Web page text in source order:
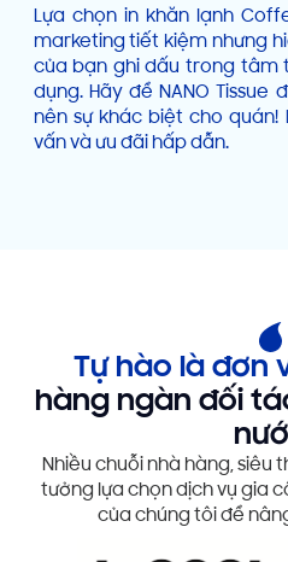
Lựa chọn in khăn lạnh
marketing tiết kiệm nhưng
của bạn ghi dấu trong tâm
dụng. Hãy để NANO Tissue
nên sự khác biệt cho
vấn và ưu đãi hấp dẫn.
Tự hào là đơn
hàng ngàn đối
Nhiều chuỗi nhà hàng, siêu
tưởng lựa chọn dịch vụ gia
của chúng tôi để